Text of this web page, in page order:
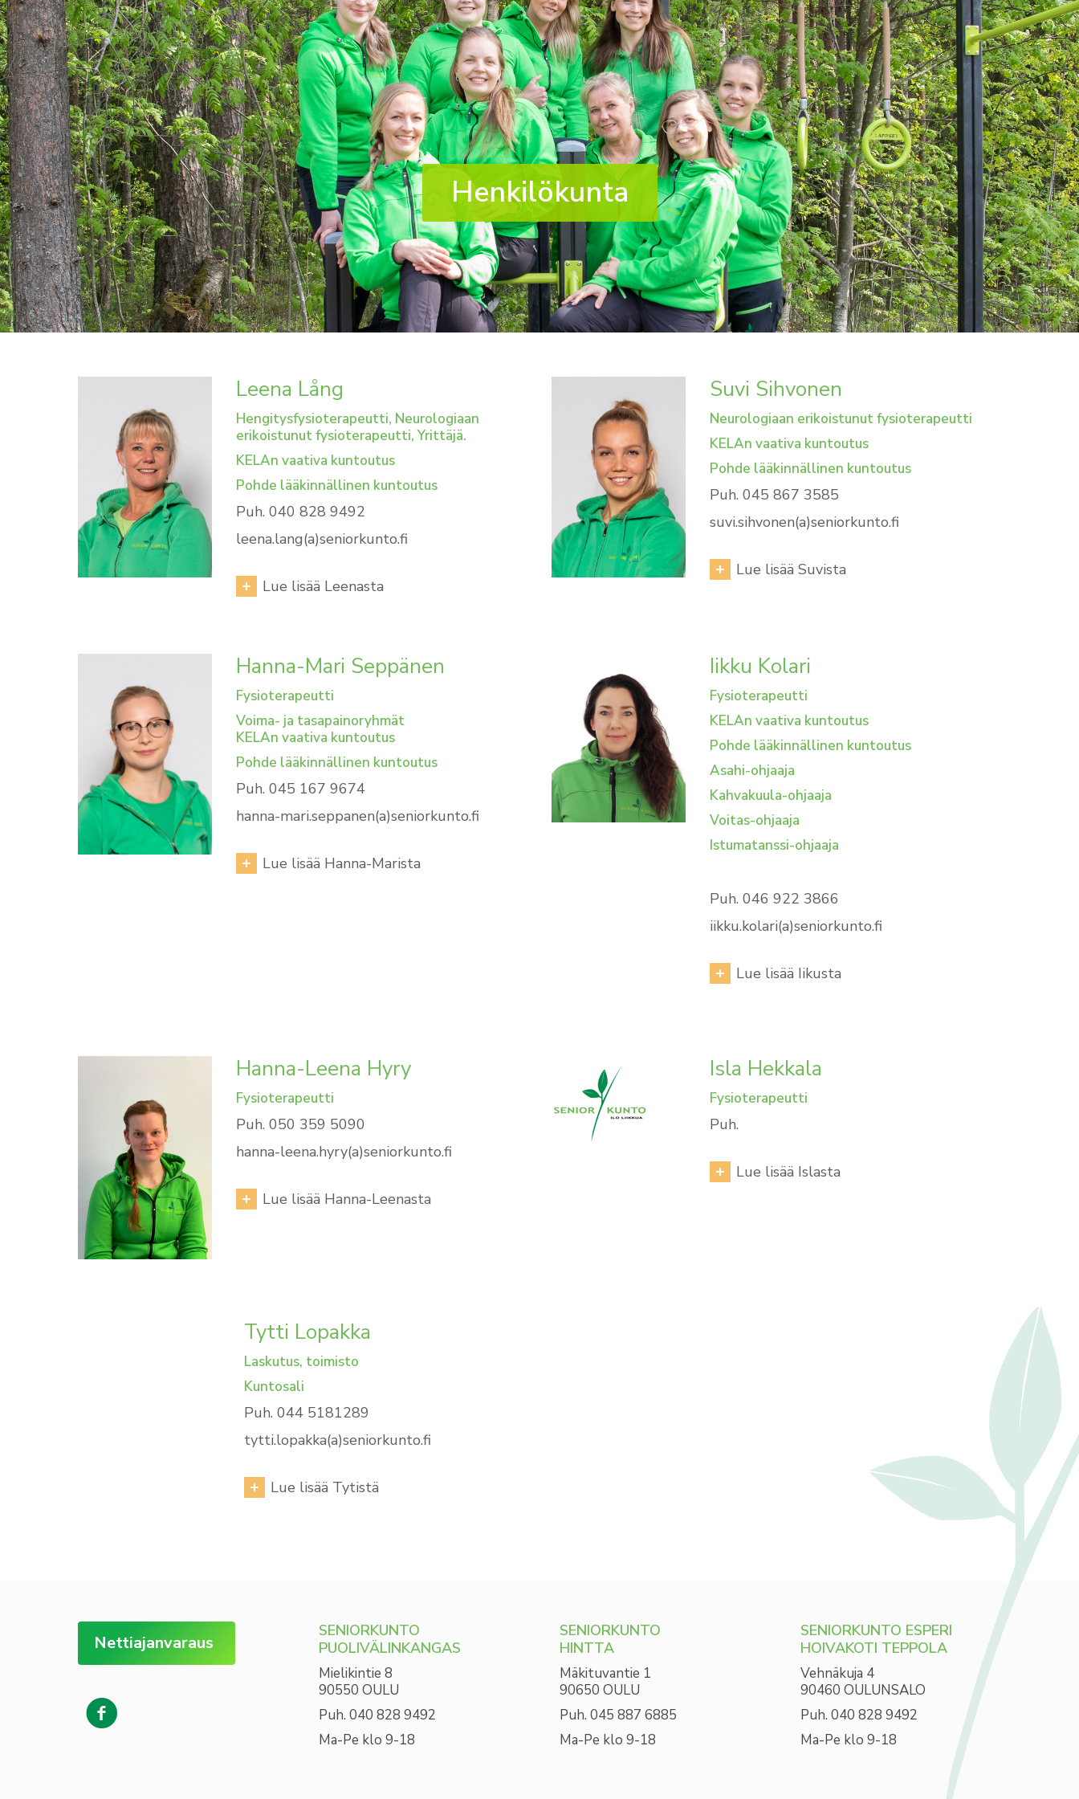
Henkilökunta
Leena Lång
Hengitysfysioterapeutti, Neurologiaan
erikoistunut fysioterapeutti, Yrittäjä.
KELAn vaativa kuntoutus
Pohde lääkinnällinen kuntoutus
Puh. 040 828 9492
leena.lang(a)seniorkunto.fi
Lue lisää Leenasta
Suvi Sihvonen
Neurologiaan erikoistunut fysioterapeutti
KELAn vaativa kuntoutus
Pohde lääkinnällinen kuntoutus
Puh. 045 867 3585
suvi.sihvonen(a)seniorkunto.fi
Lue lisää Suvista
Hanna-Mari Seppänen
Fysioterapeutti
Voima- ja tasapainoryhmät
KELAn vaativa kuntoutus
Pohde lääkinnällinen kuntoutus
Puh. 045 167 9674
hanna-mari.seppanen(a)seniorkunto.fi
Lue lisää Hanna-Marista
Iikku Kolari
Fysioterapeutti
KELAn vaativa kuntoutus
Pohde lääkinnällinen kuntoutus
Asahi-ohjaaja
Kahvakuula-ohjaaja
Voitas-ohjaaja
Istumatanssi-ohjaaja
Puh. 046 922 3866
iikku.kolari(a)seniorkunto.fi
Lue lisää Iikusta
Hanna-Leena Hyry
Fysioterapeutti
Puh. 050 359 5090
hanna-leena.hyry(a)seniorkunto.fi
Lue lisää Hanna-Leenasta
Isla Hekkala
Fysioterapeutti
Puh.
Lue lisää Islasta
Tytti Lopakka
Laskutus, toimisto
Kuntosali
Puh. 044 5181289
tytti.lopakka(a)seniorkunto.fi
Lue lisää Tytistä
Nettiajanvaraus
SENIORKUNTO
PUOLIVÄLINKANGAS
Mielikintie 8
90550 OULU
Puh. 040 828 9492
Ma-Pe klo 9-18
SENIORKUNTO
HINTTA
Mäkituvantie 1
90650 OULU
Puh. 045 887 6885
Ma-Pe klo 9-18
SENIORKUNTO ESPERI
HOIVAKOTI TEPPOLA
Vehnäkuja 4
90460 OULUNSALO
Puh. 040 828 9492
Ma-Pe klo 9-18